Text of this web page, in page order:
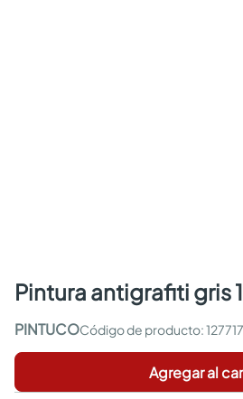
pintura antigrafiti gris
PINTUCO :
Agregar al